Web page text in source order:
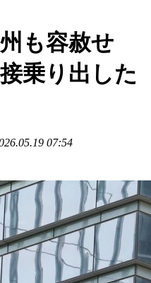
も容赦せ
乗り出した
07:54